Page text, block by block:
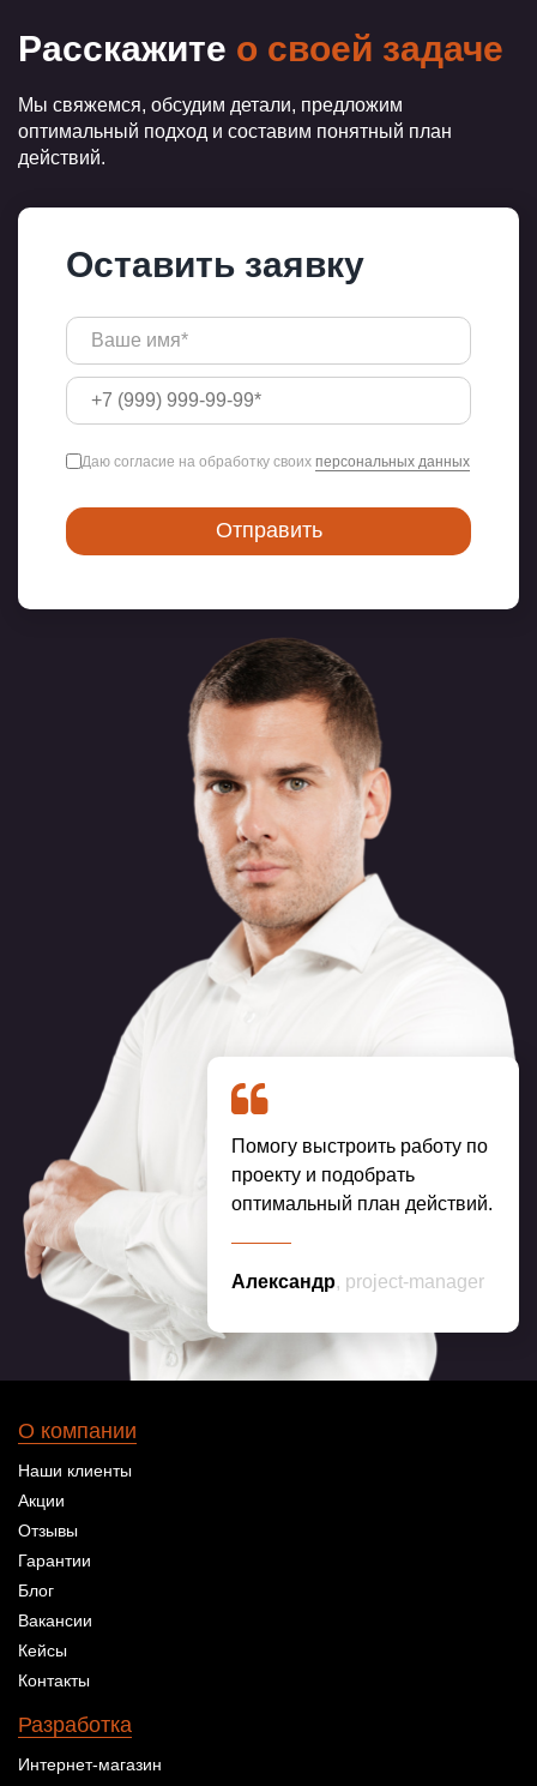
Расскажите о своей задаче
Мы свяжемся, обсудим детали, предложим
оптимальный подход и составим понятный план
действий.
Оставить заявку
Даю согласие на обработку своих персональных данных
Помогу выстроить работу по
проекту и подобрать
оптимальный план действий.
Александр, project-manager
О компании
Наши клиенты
Акции
Отзывы
Гарантии
Блог
Вакансии
Кейсы
Контакты
Разработка
Интернет-магазин